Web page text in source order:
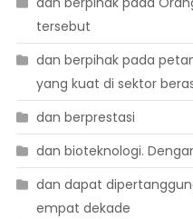
tersebut
dan berpihak pada
yang kuat di sektor
dan berprestasi
dan bioteknologi.
dan dapat
empat dekade